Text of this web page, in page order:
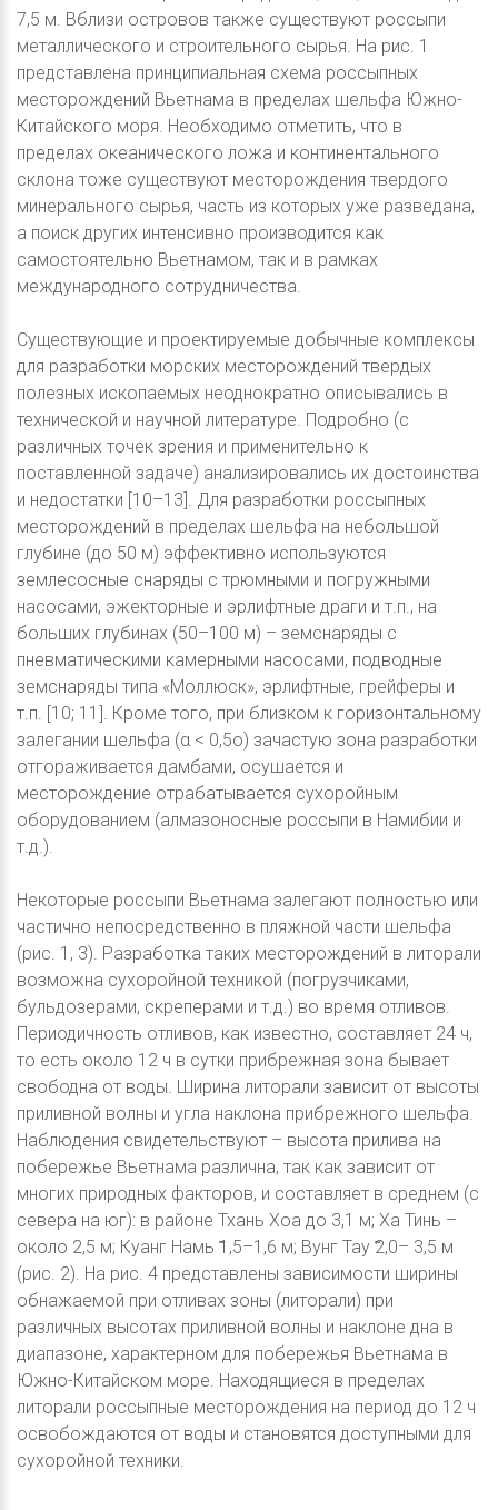
7,5 м. Вблизи островов также существуют россыпи
металлического и строительного сырья. На рис. 1
представлена принципиальная схема россыпных
месторождений Вьетнама в пределах шельфа Южно-
Китайского моря. Необходимо отметить, что в
пределах океанического ложа и континентального
склона тоже существуют месторождения твердого
минерального сырья, часть из которых уже разведана,
а поиск других интенсивно производится как
самостоятельно Вьетнамом, так и в рамках
международного сотрудничества.
Существующие и проектируемые добычные комплексы
для разработки морских месторождений твердых
полезных ископаемых неоднократно описывались в
технической и научной литературе. Подробно (с
различных точек зрения и применительно к
поставленной задаче) анализировались их достоинства
и недостатки [10–13]. Для разработки россыпных
месторождений в пределах шельфа на небольшой
глубине (до 50 м) эффективно используются
землесосные снаряды с трюмными и погружными
насосами, эжекторные и эрлифтные драги и т.п., на
больших глубинах (50–100 м) – земснаряды с
пневматическими камерными насосами, подводные
земснаряды типа «Моллюск», эрлифтные, грейферы и
т.п. [10; 11]. Кроме того, при близком к горизонтальному
залегании шельфа (α < 0,5o) зачастую зона разработки
отгораживается дамбами, осушается и
месторождение отрабатывается сухоройным
оборудованием (алмазоносные россыпи в Намибии и
т.д.).
Некоторые россыпи Вьетнама залегают полностью или
частично непосредственно в пляжной части шельфа
(рис. 1, 3). Разработка таких месторождений в литорали
возможна сухоройной техникой (погрузчиками,
бульдозерами, скреперами и т.д.) во время отливов.
Периодичность отливов, как известно, составляет 24 ч,
то есть около 12 ч в сутки прибрежная зона бывает
свободна от воды. Ширина литорали зависит от высоты
приливной волны и угла наклона прибрежного шельфа.
Наблюдения свидетельствуют – высота прилива на
побережье Вьетнама различна, так как зависит от
многих природных факторов, и составляет в среднем (с
севера на юг): в районе Тхань Хоа до 3,1 м; Ха Тинь –
около 2,5 м; Куанг Намь ̃1,5–1,6 м; Вунг Тау ̃2,0– 3,5 м
(рис. 2). На рис. 4 представлены зависимости ширины
обнажаемой при отливах зоны (литорали) при
различных высотах приливной волны и наклоне дна в
диапазоне, характерном для побережья Вьетнама в
Южно-Китайском море. Находящиеся в пределах
литорали россыпные месторождения на период до 12 ч
освобождаются от воды и становятся доступными для
сухоройной техники.